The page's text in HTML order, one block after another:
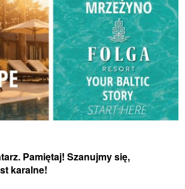
Pamiętaj! Szanujmy się,
karalne!